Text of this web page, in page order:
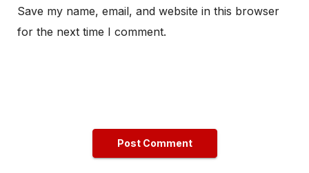
Save my name, email, and website in this browser
for the next time I comment.